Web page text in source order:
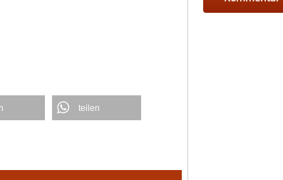
teilen